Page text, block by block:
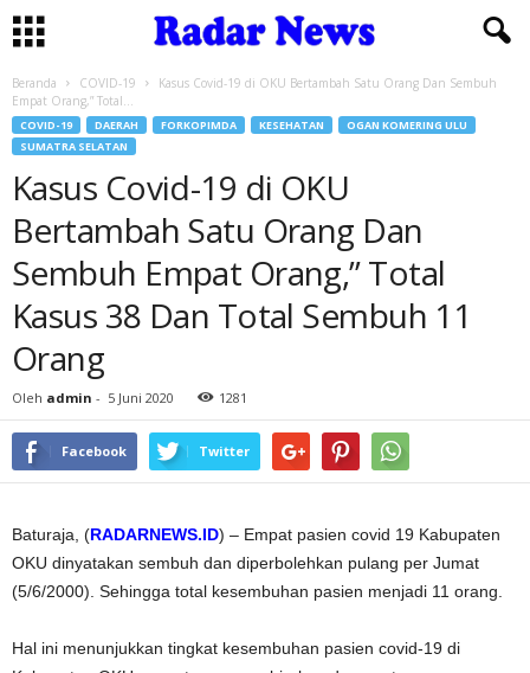
Beranda COVID-19
Kasus Covid-19 di OKU Bertambah Satu Orang Dan Sembuh
Empat Orang,” Total...
COVID-19 DAERAH FORKOPIMDA KESEHATAN
OGAN KOMERING ULU
SUMATRA SELATAN
Kasus Covid-19 di OKU
Bertambah Satu Orang Dan
Sembuh Empat Orang,” Total
Kasus 38 Dan Total Sembuh 11
Orang
Oleh admin - 5 Juni 2020 1281
Facebook Twitter
Baturaja, (RADARNEWS.ID) – Empat pasien covid 19 Kabupaten
OKU dinyatakan sembuh dan diperbolehkan pulang per Jumat
(5/6/2000). Sehingga total kesembuhan pasien menjadi 11 orang.
Hal ini menunjukkan tingkat kesembuhan pasien covid-19 di